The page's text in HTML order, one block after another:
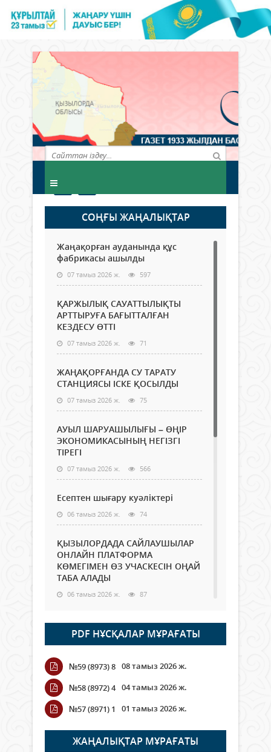
СОҢҒЫ ЖАҢАЛЫҚТАР
Жаңақорған ауданында құс
фабрикасы ашылды
07 тамыз 2026 ж. 597
ҚАРЖЫЛЫҚ САУАТТЫЛЫҚТЫ
АРТТЫРУҒА БАҒЫТТАЛҒАН
КЕЗДЕСУ ӨТТІ
07 тамыз 2026 ж. 71
ЖАҢАҚОРҒАНДА СУ ТАРАТУ
СТАНЦИЯСЫ ІСКЕ ҚОСЫЛДЫ
07 тамыз 2026 ж. 75
АУЫЛ ШАРУАШЫЛЫҒЫ – ӨҢІР
ЭКОНОМИКАСЫНЫҢ НЕГІЗГІ
ТІРЕГІ
07 тамыз 2026 ж. 566
Есептен шығару куәліктері
06 тамыз 2026 ж. 74
ҚЫЗЫЛОРДАДА САЙЛАУШЫЛАР
ОНЛАЙН ПЛАТФОРМА
КӨМЕГІМЕН ӨЗ УЧАСКЕСІН ОҢАЙ
ТАБА АЛАДЫ
06 тамыз 2026 ж. 87
Open Air: Қызылорда облысы
полиция департаменті 20
мыңнан астам көрерменнің
қауіпсіздігін қамтамасыз етті
06 тамыз 2026 ж.
Wi-Fi ҚАБЫРҒА АРҚЫЛЫ ҚАЛАЙ
ӨТЕДІ?
06 тамыз 2026 ж. 265
PDF НҰСҚАЛАР МҰРАҒАТЫ
№59 (8973) 8 08 тамыз 2026 ж.
№58 (8972) 4 04 тамыз 2026 ж.
№57 (8971) 1
01 тамыз 2026 ж.
ЖАҢАЛЫҚТАР МҰРАҒАТЫ